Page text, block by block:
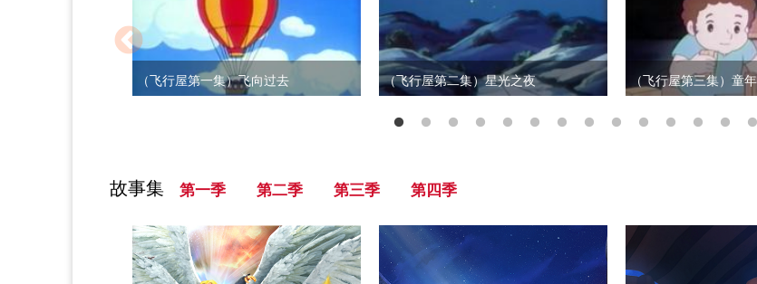
（飞行屋第一集）飞向过去 （飞行屋第二集）星光之夜 （飞行屋第三集）童
故事集 第一季 第二季 第三季 第四季